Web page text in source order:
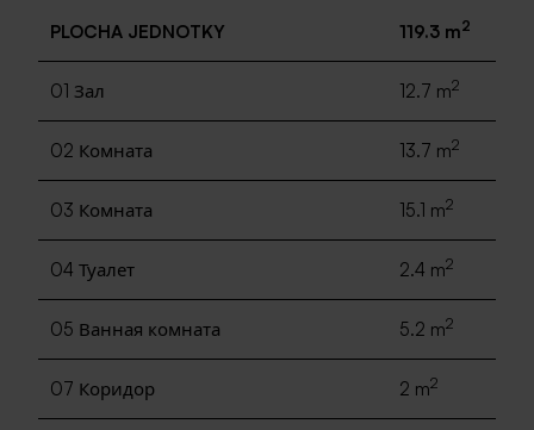
PLOCHA JEDNOTKY 119.3 m2
01 Зал 12.7 m2
02 Комната 13.7 m2
03 Комната 15.1 m2
04 Туалет 2.4 m2
05 Ванная комната 5.2 m2
07 Коридор 2 m2